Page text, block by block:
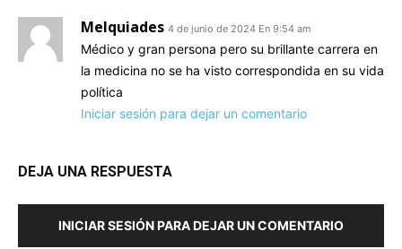
Melquiades 4 de junio de 2024 En 9:54 am
Médico y gran persona pero su brillante carrera en
la medicina no se ha visto correspondida en su vida
política
Iniciar sesión para dejar un comentario
DEJA UNA RESPUESTA
INICIAR SESIÓN PARA DEJAR UN COMENTARIO